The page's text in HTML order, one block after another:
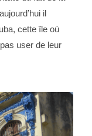
il
cette île où
user de leur